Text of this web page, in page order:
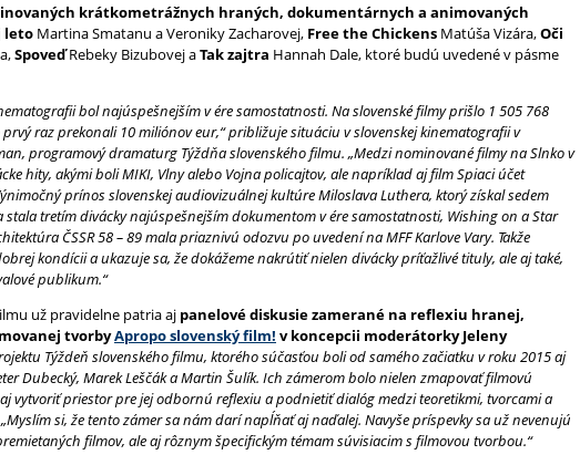
krátkometrážnych hraných, dokumentárnych a animovaných
leto Martina Smatanu a Veroniky Zacharovej, Free the Chickens Matúša Vizára,Oči
SpoveďRebeky Bizubovej aTak zajtra Hannah Dale, ktoré budú uvedené v pásme
bol najúspešnejším v ére samostatnosti. Na slovenské filmy prišlo 1 505 768
raz prekonali 10 miliónov eur,“ približuje situáciu v slovenskej kinematografii v
programový dramaturg Týždňa slovenského filmu. „Medzi nominované filmy na Slnko v
hity, akými boli MIKI, Vlny alebo Vojna policajtov, ale napríklad aj film Spiaci účet
prínos slovenskej audiovizuálnej kultúre Miloslava Luthera, ktorý získal sedem
stala tretím divácky najúspešnejším dokumentom v ére samostatnosti, Wishing on a Star
ČSSR 58 – 89 mala priaznivú odozvu po uvedení na MFF Karlove Vary. Takže
kondícii a ukazuje sa, že dokážeme nakrútiť nielen divácky príťažlivé tituly, ale aj také,
publikum.“
už pravidelne patria aj panelové diskusie zamerané na reflexiu hranej,
tvorbyApropo slovenský film! v koncepcii moderátorky Jeleny
Týždeň slovenského filmu, ktorého súčasťou boli od samého začiatku v roku 2015 aj
Dubecký, Marek Leščák a Martin Šulík. Ich zámerom bolo nielen zmapovať filmovú
vytvoriť priestor pre jej odbornú reflexiu a podnietiť dialóg medzi teoretikmi, tvorcami a
„Myslím si, že tento zámer sa nám darí napĺňať aj naďalej. Navyše príspevky sa už nevenujú
filmov, ale aj rôznym špecifickým témam súvisiacim s filmovou tvorbou.“